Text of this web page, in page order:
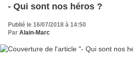
- Qui sont nos héros ?
Publié le 16/07/2018 à 14:50
Par Alain-Marc